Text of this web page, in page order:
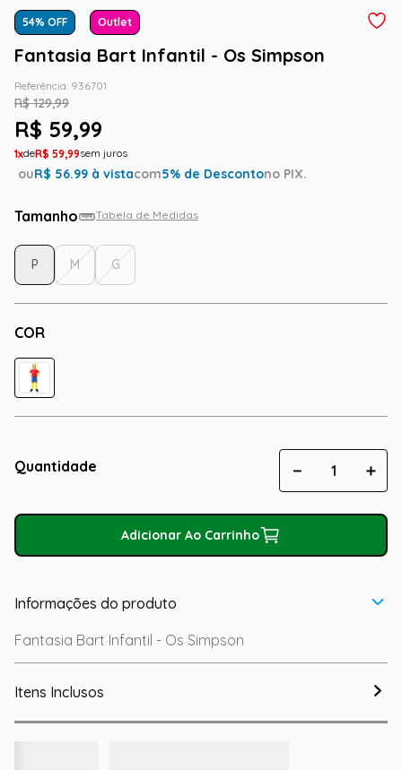
54% OFF Outlet
Fantasia Bart Infantil - Os Simpson
Referência: 936701
R$ 129,99
R$ 59,99
1 R$ 59,99
ouR$ 56.99 à vistacom5% de Descontono PIX.
Tamanho Tabela de Medidas
COR
P M G
Quantidade ＋
－
Adicionar Ao Carrinho
Informações do produto
Fantasia Bart Infantil - Os Simpson
Itens Inclusos